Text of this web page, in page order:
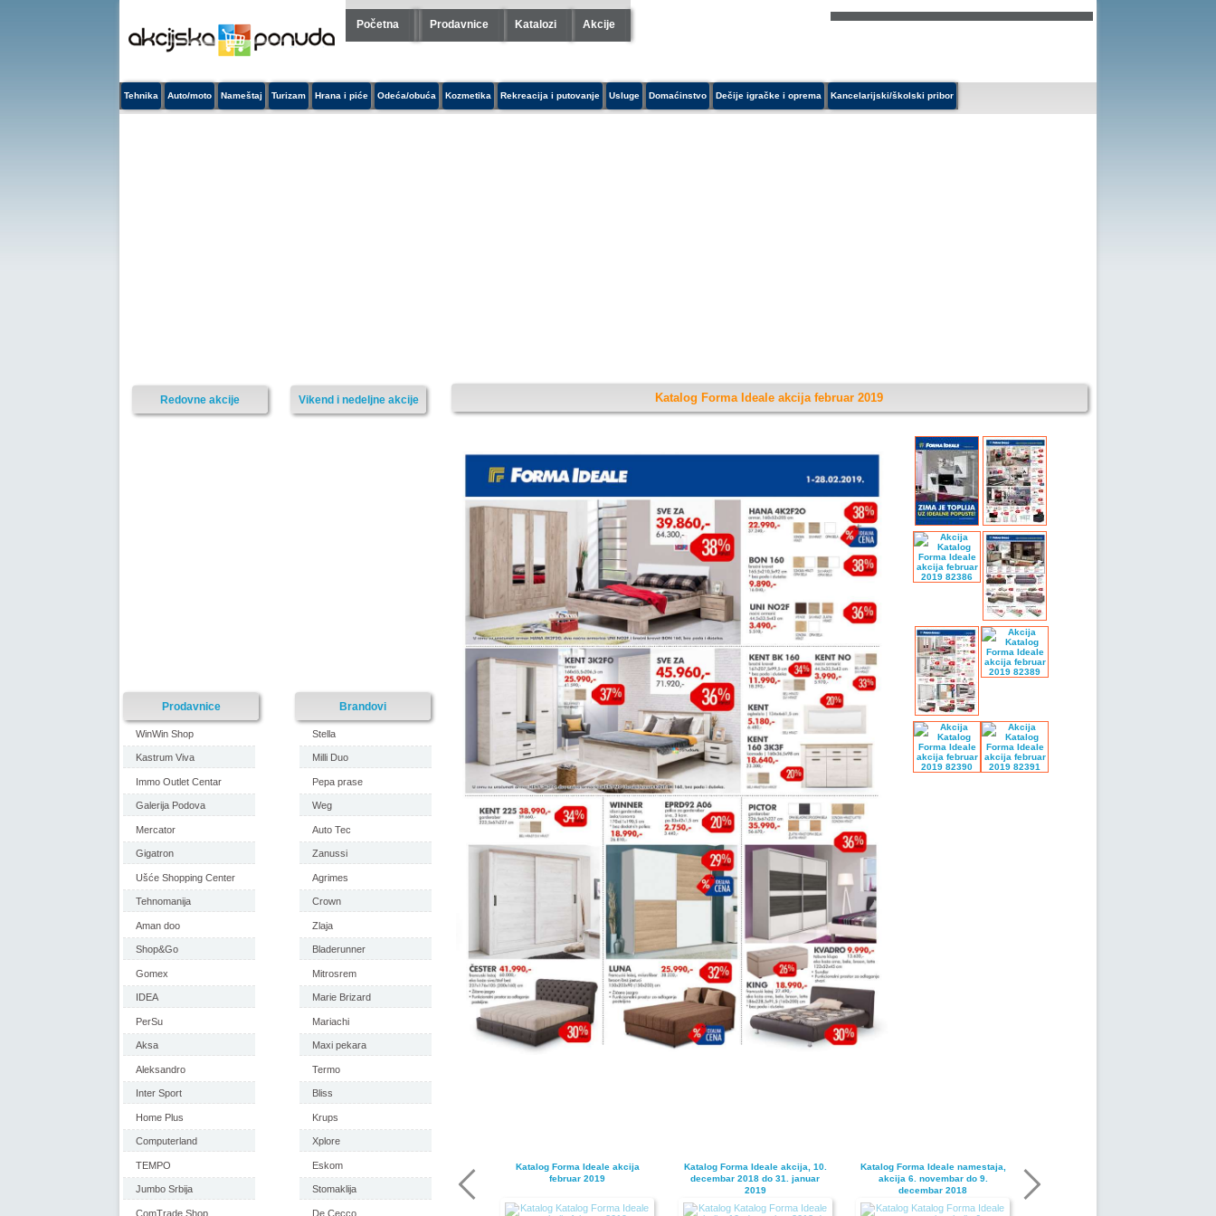
Početna Prodavnice Katalozi Akcije
Tehnika Auto/moto Nameštaj Turizam Hrana i piće Odeća/obuća Kozmetika Rekreacija i putovanje Usluge Domaćinstvo Dečije igračke i oprema Kancelarijski/školski pribor
Katalog Forma Ideale akcija februar 2019
Katalog Forma Ideale akcija
februar 2019
Katalog Forma Ideale akcija, 10.
decembar 2018 do 31. januar
2019
Katalog Forma Ideale namestaja,
akcija 6. novembar do 9.
decembar 2018
Vikend i nedeljne akcije
Redovne akcije
Prodavnice
WinWin Shop
Kastrum Viva
Immo Outlet Centar
Galerija Podova
Mercator
Gigatron
Ušće Shopping Center
Tehnomanija
Aman doo
Shop&Go
Gomex
IDEA
PerSu
Aksa
Aleksandro
Inter Sport
Home Plus
Computerland
TEMPO
Jumbo Srbija
ComTrade Shop
Brandovi
Stella
Milli Duo
Pepa prase
Weg
Auto Tec
Zanussi
Agrimes
Crown
Zlaja
Bladerunner
Mitrosrem
Marie Brizard
Mariachi
Maxi pekara
Termo
Bliss
Krups
Xplore
Eskom
Stomaklija
De Cecco